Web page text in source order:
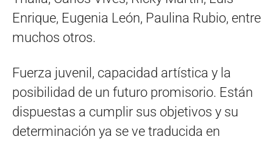
Enrique, Eugenia León, Paulina Rubio, entre
muchos otros.
Fuerza juvenil, capacidad artística y la
posibilidad de un futuro promisorio. Están
dispuestas a cumplir sus objetivos y su
determinación ya se ve traducida en